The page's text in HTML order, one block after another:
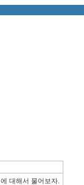
대해서 물어보자.